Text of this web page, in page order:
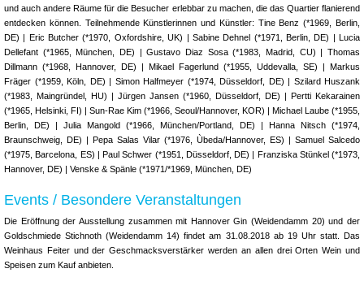
und auch andere Räume für die Besucher erlebbar zu machen, die das Quartier flanierend
entdecken können. Teilnehmende Künstlerinnen und Künstler: Tine Benz (*1969, Berlin,
DE) | Eric Butcher (*1970, Oxfordshire, UK) | Sabine Dehnel (*1971, Berlin, DE) | Lucia
Dellefant (*1965, München, DE) | Gustavo Diaz Sosa (*1983, Madrid, CU) | Thomas
Dillmann (*1968, Hannover, DE) | Mikael Fagerlund (*1955, Uddevalla, SE) | Markus
Fräger (*1959, Köln, DE) | Simon Halfmeyer (*1974, Düsseldorf, DE) | Szilard Huszank
(*1983, Maingründel, HU) | Jürgen Jansen (*1960, Düsseldorf, DE) | Pertti Kekarainen
(*1965, Helsinki, FI) | Sun-Rae Kim (*1966, Seoul/Hannover, KOR) | Michael Laube (*1955,
Berlin, DE) | Julia Mangold (*1966, München/Portland, DE) | Hanna Nitsch (*1974,
Braunschweig, DE) | Pepa Salas Vilar (*1976, Ùbeda/Hannover, ES) | Samuel Salcedo
(*1975, Barcelona, ES) | Paul Schwer (*1951, Düsseldorf, DE) | Franziska Stünkel (*1973,
Hannover, DE) | Venske & Spänle (*1971/*1969, München, DE)
Events / Besondere Veranstaltungen
Die Eröffnung der Ausstellung zusammen mit Hannover Gin (Weidendamm 20) und der
Goldschmiede Stichnoth (Weidendamm 14) findet am 31.08.2018 ab 19 Uhr statt. Das
Weinhaus Feiter und der Geschmacksverstärker werden an allen drei Orten Wein und
Speisen zum Kauf anbieten.